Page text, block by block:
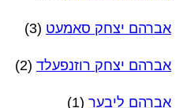
אברהם יצחק סאמעט (3)
אברהם יצחק רוזנפעלד (2)
אברהם ליבער (1)